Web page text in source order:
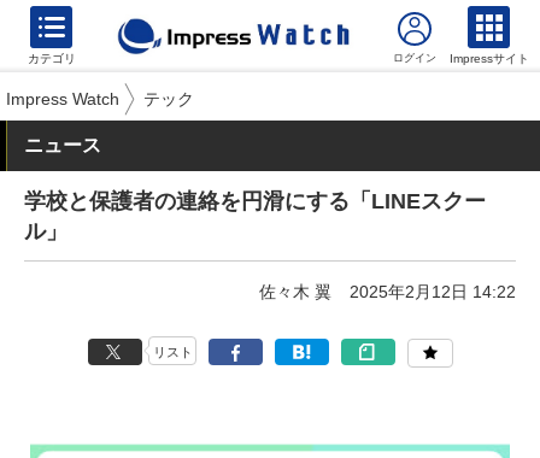
カテゴリ Impressサイト
Impress Watch テック
ニュース
学校と保護者の連絡を円滑にする「LINEスクー
ル」
佐々木 翼 2025年2月12日 14:22
リスト